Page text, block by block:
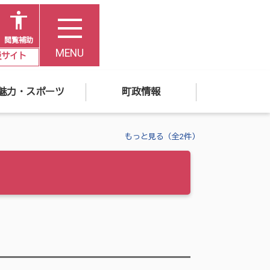
閲覧補助
イト MENU
力・スポーツ 町政情報
もっと見る（全2件）